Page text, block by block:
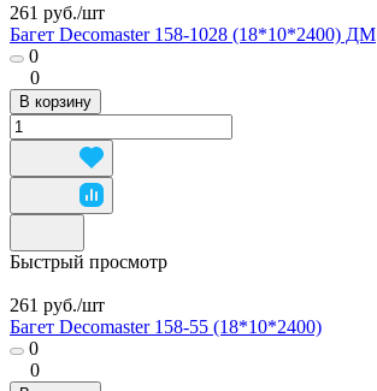
261 руб./шт
Багет Decomaster 158-1028 (18*10*2400) ДМ
0
0
В корзину
Быстрый просмотр
261 руб./шт
Багет Decomaster 158-55 (18*10*2400)
0
0